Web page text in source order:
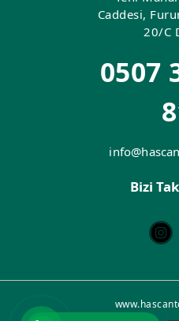
Caddesi,
20/C
0507
Bizi